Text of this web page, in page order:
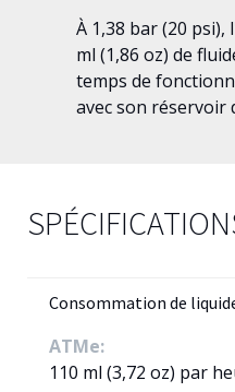
À 1,38 bar (20 psi),
ml (1,86 oz) de
temps de
avec son réservoir
Consommation de
ATMe:
110 ml (3,72 oz) par